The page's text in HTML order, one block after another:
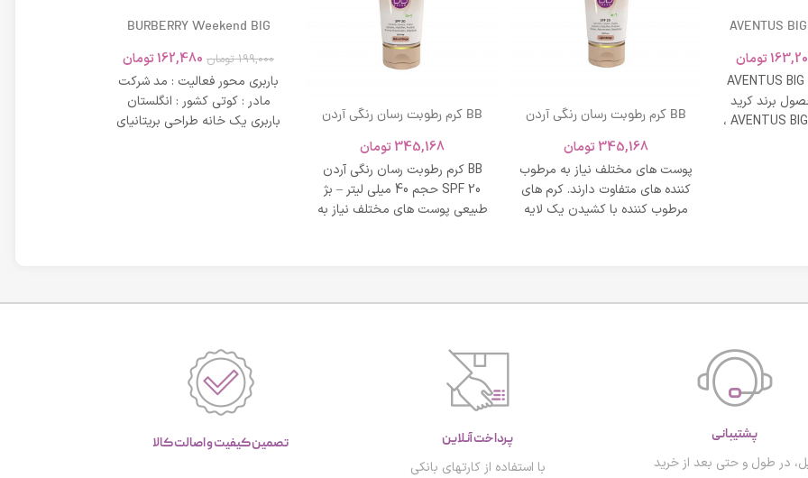
AVENTUS
تومان
AVENTUS
برند کرید
ادکلن AVENTUS BIG MODERN ،
BB کرم رطوبت رسان رنگی آردن
روشن
345,168تومان
پوست های مختلف نیاز به مرطوب
کننده های متفاوت دارند. کرم های
مرطوب کننده با کشیدن یک لایه
BB کرم رطوبت رسان رنگی آردن
طبیعی
345,168تومان
BB کرم رطوبت رسان رنگی آردن
SPF 20 حجم 40 میلی لیتر – بژ
طبیعی پوست های مختلف نیاز به
BURBERRY Weekend BIG
199,000 تومان 162,480تومان
باربری محور فعالیت : مد شرکت
مادر : کوتی کشور : انگلستان
باربری یک خانه طراحی بریتانیای
پشتیبانی
در طول و حتی بعد از خرید
پرداخت آنلاین
با استفاده از کارتهای بانکی
تصمین کیفیت و اصالت کالا